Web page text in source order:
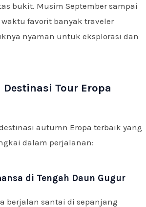
bukit. Musim September sampai
favorit banyak traveler
nyaman untuk eksplorasi dan
Destinasi Tour Eropa
autumn Eropa terbaik yang
dalam perjalanan:
di Tengah Daun Gugur
berjalan santai di sepanjang